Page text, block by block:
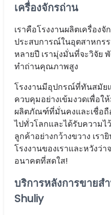
เครื่องจักรถ่าน
เราคือโรงงานผลิตเครื่อง
ประสบการณ์ในอุตสาหกร
หลายปี เรามุ่งมั่นที่จะวิจัย
ทำถ่านคุณภาพสูง
โรงงานมีอุปกรณ์ที่ทันสมัย
ควบคุมอย่างเข้มงวดเพื่อ
ผลิตภัณฑ์ที่มั่นคงและเชื่อถื
ไปทั่วโลกและได้รับความไ
ลูกค้าอย่างกว้างขวาง เร
โรงงานของเราและหวังว่
อนาคตที่สดใส!
บริการหลังการขายส
Shuliy